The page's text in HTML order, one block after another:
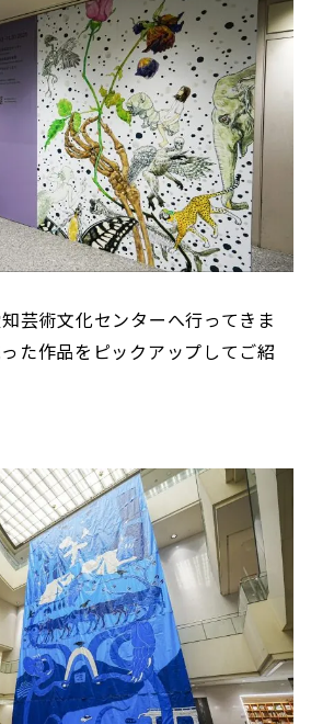
芸術文化センターへ行ってきま
た作品をピックアップしてご紹